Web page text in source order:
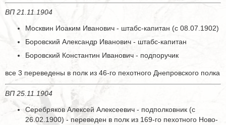
ВП 21.11.1904
Москвин Иоаким Иванович - штабс-капитан (с 08.07.1902)
Боровский Александр Иванович - штабс-капитан
Боровский Константин Иванович - подпоручик
все 3 переведены в полк из 46-го пехотного Днепровского полка
ВП 25.11.1904
Серебряков Алексей Алексеевич - подполковник (с
26.02.1900) - переведен в полк из 169-го пехотного Ново-